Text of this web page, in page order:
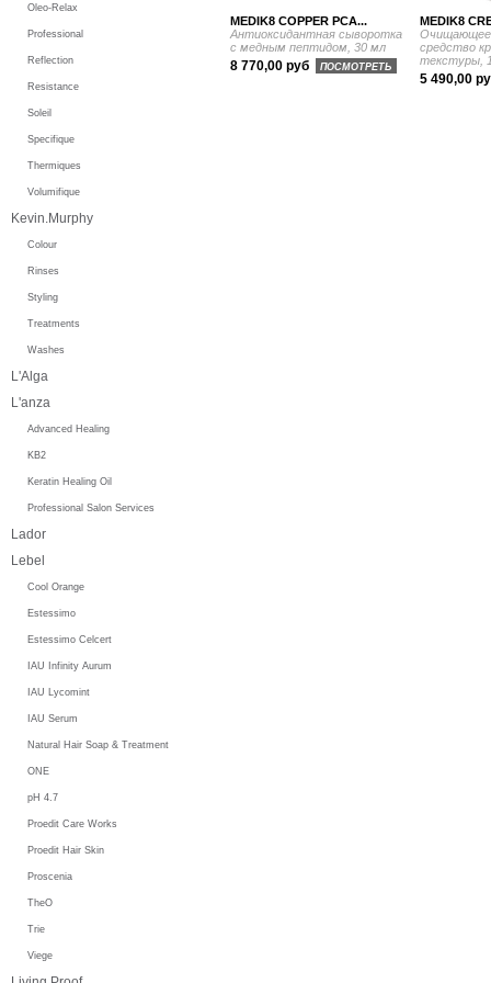
MEDIK8 COPPER PCA...
Антиоксидантная сыворотка
с медным пептидом, 30 мл
8 770,00 руб ПОСМОТРЕТЬ
MEDIK8
Очищающее
средство
текстуры,
5 490,00
Oleo-Relax
Professional
Reflection
Resistance
Soleil
Specifique
Thermiques
Volumifique
Kevin.Murphy
Colour
Rinses
Styling
Treatments
Washes
L'Alga
L'anza
Advanced Healing
KB2
Keratin Healing Oil
Professional Salon Services
Lador
Lebel
Cool Orange
Estessimo
Estessimo Celcert
IAU Infinity Aurum
IAU Lycomint
IAU Serum
Natural Hair Soap & Treatment
ONE
pH 4.7
Proedit Care Works
Proedit Hair Skin
Proscenia
TheO
Trie
Viege